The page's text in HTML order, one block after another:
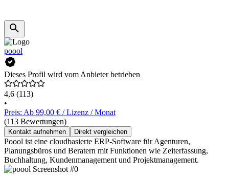
poool
Dieses Profil wird vom Anbieter betrieben
4,6 (113)
•
Preis: Ab 99,00 € / Lizenz / Monat
(113 Bewertungen)
Kontakt aufnehmen Direkt vergleichen
Poool ist eine cloudbasierte ERP-Software für Agenturen,
Planungsbüros und Beratern mit Funktionen wie Zeiterfassung,
Buchhaltung, Kundenmanagement und Projektmanagement.